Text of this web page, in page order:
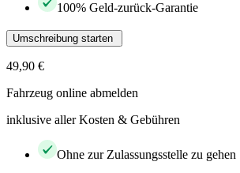
100% Geld-zurück-Garantie
Umschreibung starten
49,90 €
Fahrzeug online abmelden
inklusive aller Kosten & Gebühren
Ohne zur Zulassungsstelle zu gehen